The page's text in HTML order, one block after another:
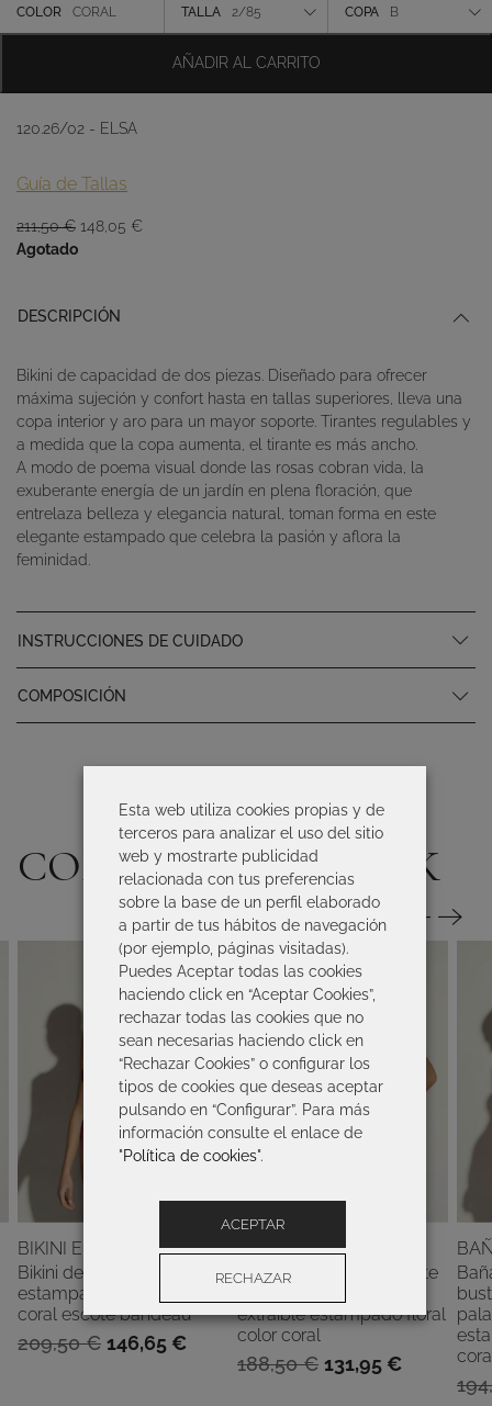
original
actual
Color
COLOR CORAL TALLA 2/85 COPA B
120.26/02 - ELSA
Guía de Tallas
211,50€ El
211,50 €.
148,05 €
Agotado
AÑADIR AL CARRITO
DESCRIPCIÓN
Bikini de capacidad de dos piezas. Diseñado para ofrecer
máxima sujeción y confort hasta en tallas superiores, lleva una
copa interior y aro para un mayor soporte. Tirantes regulables y
a medida que la copa aumenta, el tirante es más ancho.
A modo de poema visual donde las rosas cobran vida, la
exuberante energía de un jardín en plena floración, que
entrelaza belleza y elegancia natural, toman forma en este
elegante estampado que celebra la pasión y aflora la
feminidad.
INSTRUCCIONES DE CUIDADO
COMPOSICIÓN
COMPLETA TU LOOK
BIKINI EDNA
Bikini de mujer con aro
estampado floral color
coral escote bandeau
209,50€ El
146,65 €El
precio
BAÑADOR PAMELA
Bañador de mujer escote
extraíble estampado floral
color coral
188,50€ El
131,95 €El
precio
Esta web utiliza cookies propias y de
terceros para analizar el uso del sitio
web y mostrarte publicidad
relacionada con tus preferencias
sobre la base de un perfil elaborado
a partir de tus hábitos de navegación
(por ejemplo, páginas visitadas).
Puedes Aceptar todas las cookies
haciendo click en “Aceptar Cookies”,
rechazar todas las cookies que no
sean necesarias haciendo click en
“Rechazar Cookies” o configurar los
tipos de cookies que deseas aceptar
pulsando en “Configurar”. Para más
información consulte el enlace de
"Política de cookies".
ACEPTAR
RECHAZAR
Configuración